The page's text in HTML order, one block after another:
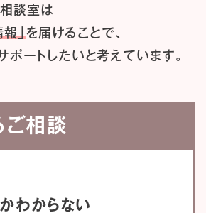
談室は
報」を届けることで、
ポートしたいと考えています。
ご相談
わからない